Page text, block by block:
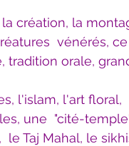
création, la
vénérés,
tradition orale,
l'islam, l'art floral,
une  "cité-
Taj Mahal, le